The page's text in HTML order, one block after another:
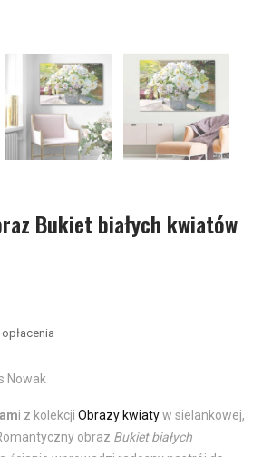
Bukiet białych kwiatów
Nowak
i z kolekcji Obrazy kwiatyw sielankowej,
obraz Bukiet białych